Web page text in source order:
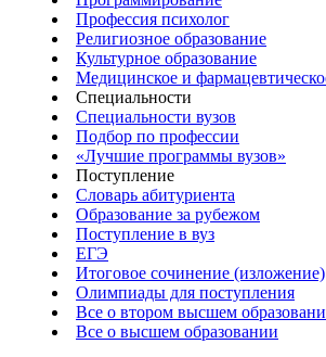
Профессия психолог
Религиозное образование
Культурное образование
Медицинское и
Специальности
Специальности вузов
Подбор по профессии
«Лучшие программы вузов»
Поступление
Словарь абитуриента
Образование за рубежом
Поступление в вуз
ЕГЭ
Итоговое сочинение (изложение)
Олимпиады для поступления
Все о втором высшем
Все о высшем образовании